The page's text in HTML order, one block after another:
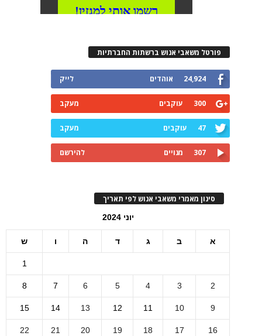
פורטל משאבי אנוש ברשתות החברתיות
24,924 אוהדים לייק
300 עוקבים מעקב
47 עוקבים מעקב
307 מנויים להירשם
סינון מאמרי משאבי אנוש לפי תאריך
יוני 2024
א ב ג ד ה ו ש
1
2
3
4
5
6
7
8
9
10
11
12
13
14
15
16
17
18
19
20
21
22